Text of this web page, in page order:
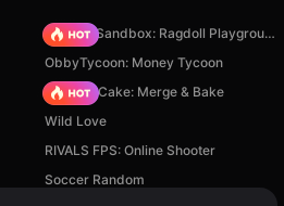
Sprunki Sandbox: Ragdoll Playground Mode
ObbyTycoon: Money Tycoon
Piece of Cake: Merge & Bake
Wild Love
RIVALS FPS: Online Shooter
Soccer Random